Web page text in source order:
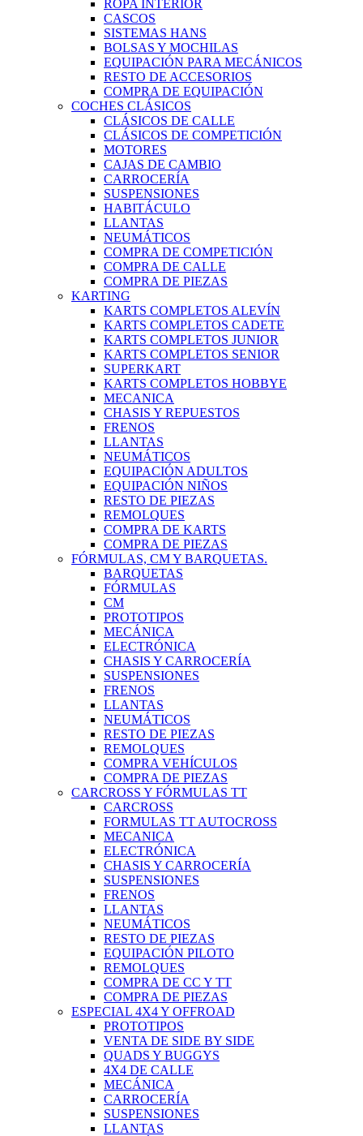
ROPA INTERIOR
CASCOS
SISTEMAS HANS
BOLSAS Y MOCHILAS
EQUIPACIÓN PARA MECÁNICOS
RESTO DE ACCESORIOS
COMPRA DE EQUIPACIÓN
COCHES CLÁSICOS
CLÁSICOS DE CALLE
CLÁSICOS DE COMPETICIÓN
MOTORES
CAJAS DE CAMBIO
CARROCERÍA
SUSPENSIONES
HABITÁCULO
LLANTAS
NEUMÁTICOS
COMPRA DE COMPETICIÓN
COMPRA DE CALLE
COMPRA DE PIEZAS
KARTING
KARTS COMPLETOS ALEVÍN
KARTS COMPLETOS CADETE
KARTS COMPLETOS JUNIOR
KARTS COMPLETOS SENIOR
SUPERKART
KARTS COMPLETOS HOBBYE
MECANICA
CHASIS Y REPUESTOS
FRENOS
LLANTAS
NEUMÁTICOS
EQUIPACIÓN ADULTOS
EQUIPACIÓN NIÑOS
RESTO DE PIEZAS
REMOLQUES
COMPRA DE KARTS
COMPRA DE PIEZAS
FÓRMULAS, CM Y BARQUETAS.
BARQUETAS
FÓRMULAS
CM
PROTOTIPOS
MECÁNICA
ELECTRÓNICA
CHASIS Y CARROCERÍA
SUSPENSIONES
FRENOS
LLANTAS
NEUMÁTICOS
RESTO DE PIEZAS
REMOLQUES
COMPRA VEHÍCULOS
COMPRA DE PIEZAS
CARCROSS Y FÓRMULAS TT
CARCROSS
FORMULAS TT AUTOCROSS
MECANICA
ELECTRÓNICA
CHASIS Y CARROCERÍA
SUSPENSIONES
FRENOS
LLANTAS
NEUMÁTICOS
RESTO DE PIEZAS
EQUIPACIÓN PILOTO
REMOLQUES
COMPRA DE CC Y TT
COMPRA DE PIEZAS
ESPECIAL 4X4 Y OFFROAD
PROTOTIPOS
VENTA DE SIDE BY SIDE
QUADS Y BUGGYS
4X4 DE CALLE
MECÁNICA
CARROCERÍA
SUSPENSIONES
LLANTAS